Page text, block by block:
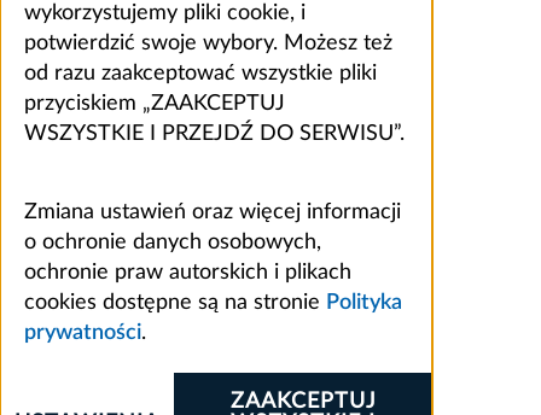
wykorzystujemy pliki cookie, i
potwierdzić swoje wybory. Możesz też
od razu zaakceptować wszystkie pliki
przyciskiem „ZAAKCEPTUJ
WSZYSTKIE I PRZEJDŹ DO SERWISU”.
Zmiana ustawień oraz więcej informacji
o ochronie danych osobowych,
ochronie praw autorskich i plikach
cookies dostępne są na stronie Polityka
prywatności.
ZAAKCEPTUJ